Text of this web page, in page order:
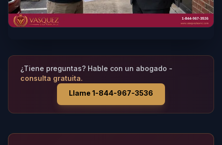
¿Tiene preguntas? Hable con un abogado -
consulta gratuita.
Llame 1-844-967-3536